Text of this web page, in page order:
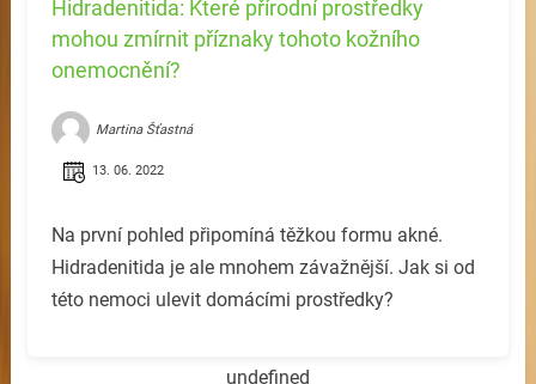
Hidradenitida: Které přírodní prostředky
mohou zmírnit příznaky tohoto kožního
onemocnění?
Martina Šťastná
13. 06. 2022
Na první pohled připomíná těžkou formu akné.
Hidradenitida je ale mnohem závažnější. Jak si od
této nemoci ulevit domácími prostředky?
undefined